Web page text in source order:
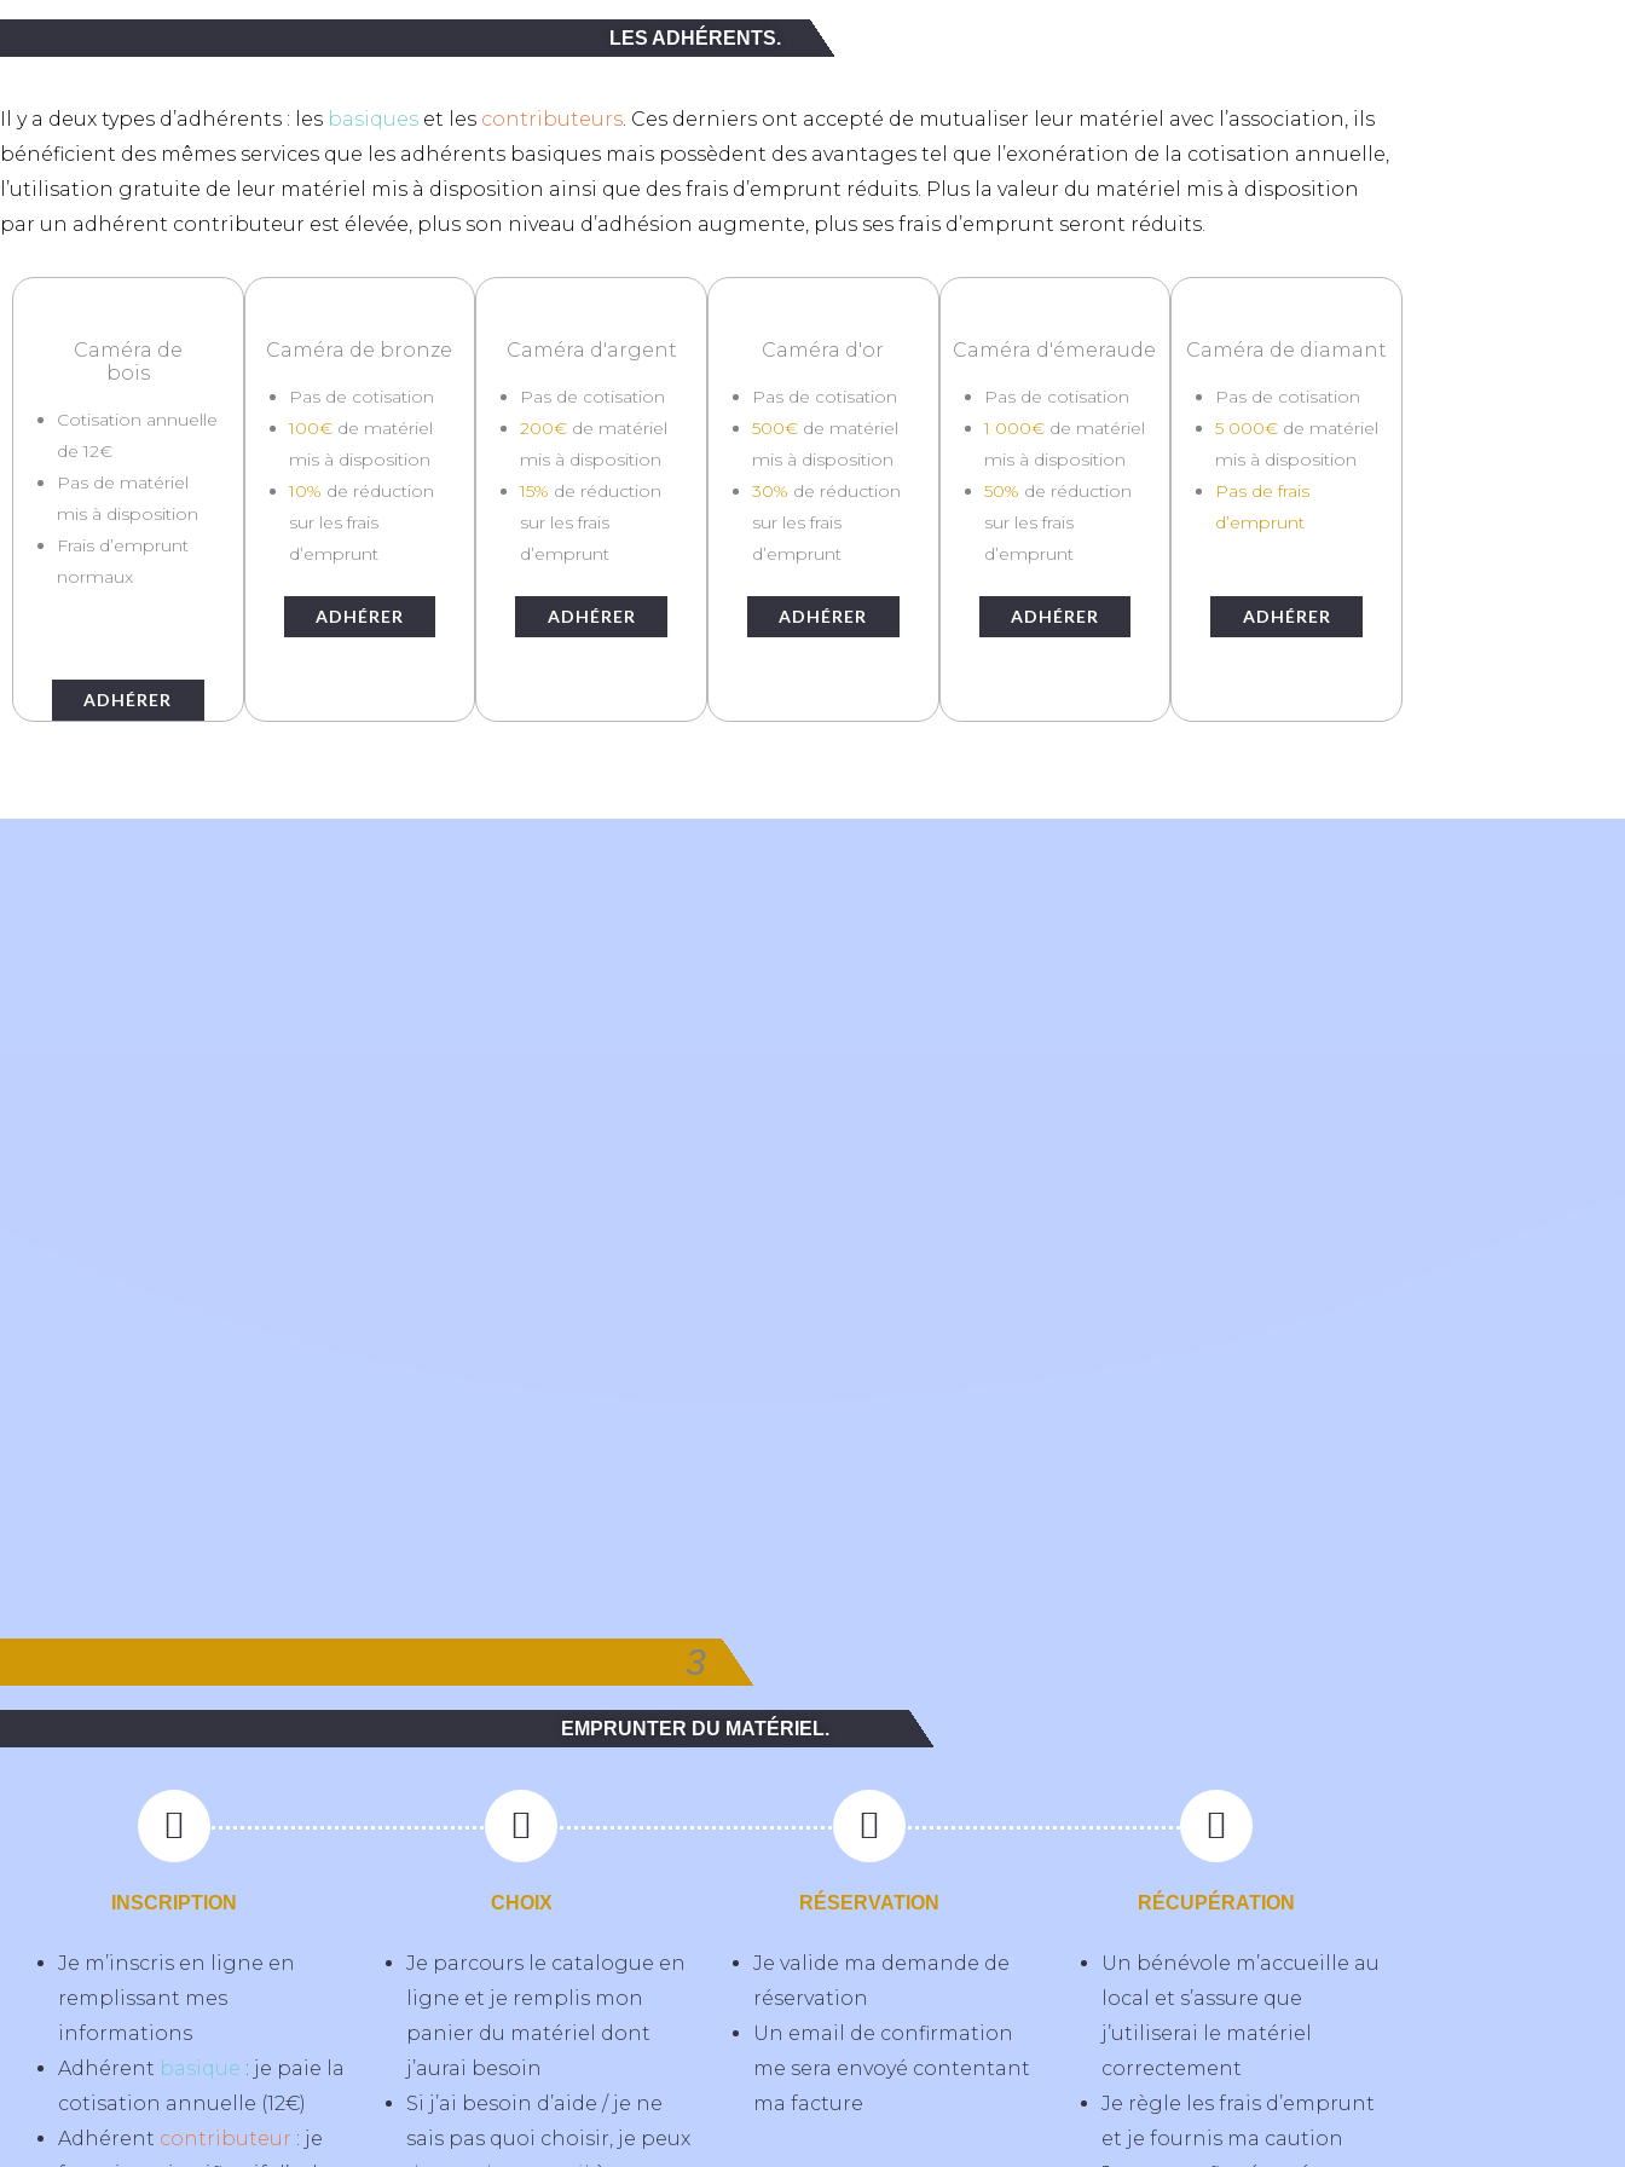
LES ADHÉRENTS.
Il y a deux types d’adhérents : les basiques et les contributeurs . Ces derniers ont accepté de mutualiser leur matériel avec l’association, ils
bénéficient des mêmes services que les adhérents basiques mais possèdent des avantages tel que l’exonération de la cotisation annuelle,
l’utilisation gratuite de leur matériel mis à disposition ainsi que des frais d’emprunt réduits. Plus la valeur du matériel mis à disposition
par un adhérent contributeur est élevée, plus son niveau d’adhésion augmente, plus ses frais d’emprunt seront réduits.
Caméra de
bois
Cotisation annuelle
de 12€
Pas de matériel
mis à disposition
Frais d’emprunt
normaux
ADHÉRER
Caméra de bronze
Pas de cotisation
100€de matériel
mis à disposition
10% de réduction
sur les frais
d’emprunt
ADHÉRER
Caméra d'argent
Pas de cotisation
200€ de matériel
mis à disposition
15% de réduction
sur les frais
d’emprunt
ADHÉRER
Caméra d'or
Pas de cotisation
500€de matériel
mis à disposition
30% de réduction
sur les frais
d’emprunt
ADHÉRER
Caméra d'émeraude
Pas de cotisation
1 000€de matériel
mis à disposition
50% de réduction
sur les frais
d’emprunt
ADHÉRER
Caméra de diamant
Pas de cotisation
5 000€ de matériel
mis à disposition
Pas de frais
d’emprunt
ADHÉRER
3
EMPRUNTER DU MATÉRIEL.
INSCRIPTION
Je m’inscris en ligne en
remplissant mes
informations
Adhérent basique : je paie la
cotisation annuelle (12€)
Adhérent contributeur : je
CHOIX
Je parcours le catalogue en
ligne et je remplis mon
panier du matériel dont
j’aurai besoin
Si j’ai besoin d’aide / je ne
sais pas quoi choisir, je peux
RÉSERVATION
Je valide ma demande de
réservation
Un email de confirmation
me sera envoyé contentant
ma facture
RÉCUPÉRATION
Un bénévole m’accueille au
local et s’assure que
j’utiliserai le matériel
correctement
Je règle les frais d’emprunt
et je fournis ma caution